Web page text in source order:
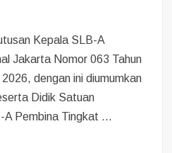
43
Kepala SLB-A
Jakarta Nomor 063 Tahun
dengan ini diumumkan
Didik Satuan
A Pembina Tingkat …